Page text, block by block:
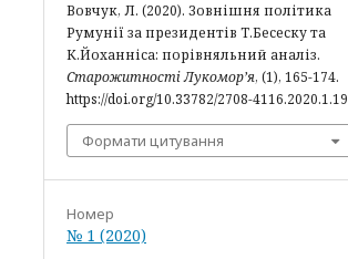
Вовчук, Л. (2020). Зовнішня політика
Румунії за президентів Т.Бесеску та
К.Йоханніса: порівняльний аналіз.
Старожитності Лукомор’я, (1), 165-174.
https://doi.org/10.33782/2708-4116.2020.1.19
Формати цитування
Номер
№ 1 (2020)